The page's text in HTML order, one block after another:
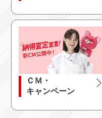
ＣＭ・
キャンペーン